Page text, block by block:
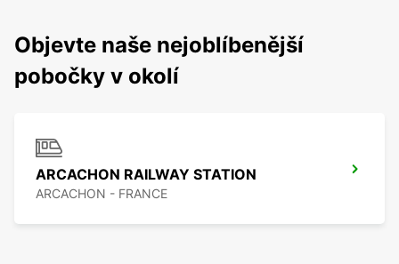
Objevte naše nejoblíbenější
pobočky v okolí
ARCACHON RAILWAY STATION
ARCACHON - FRANCE